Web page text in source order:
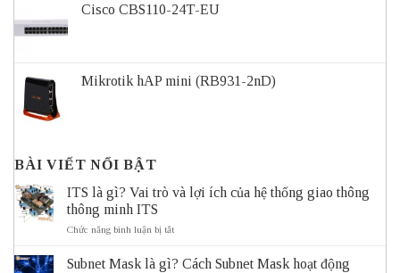
Cisco CBS110-24T-EU
Mikrotik hAP mini (RB931-2nD)
BÀI VIẾT NỔI BẬT
ITS là gì? Vai trò và lợi ích của hệ thống giao thông
thông minh ITS
Chức năng bình luận bị tắtở
gì?
Subnet Mask là gì? Cách Subnet Mask hoạt động